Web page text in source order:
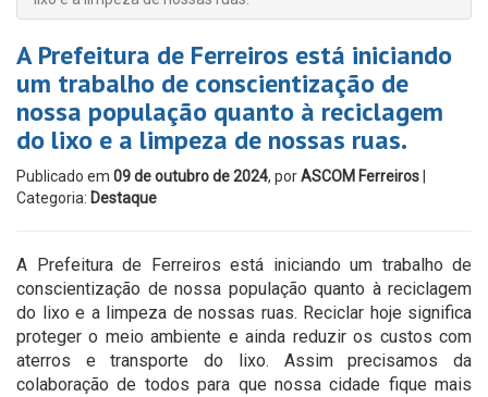
A Prefeitura de Ferreiros está iniciando
um trabalho de conscientização de
nossa população quanto à reciclagem
do lixo e a limpeza de nossas ruas.
Publicado em 09 de outubro de 2024, porASCOM Ferreiros
Categoria: Destaque
A Prefeitura de Ferreiros está iniciando um trabalho de
conscientização de nossa população quanto à reciclagem
do lixo e a limpeza de nossas ruas. Reciclar hoje significa
proteger o meio ambiente e ainda reduzir os custos com
aterros e transporte do lixo. Assim precisamos da
colaboração de todos para que nossa cidade fique mais